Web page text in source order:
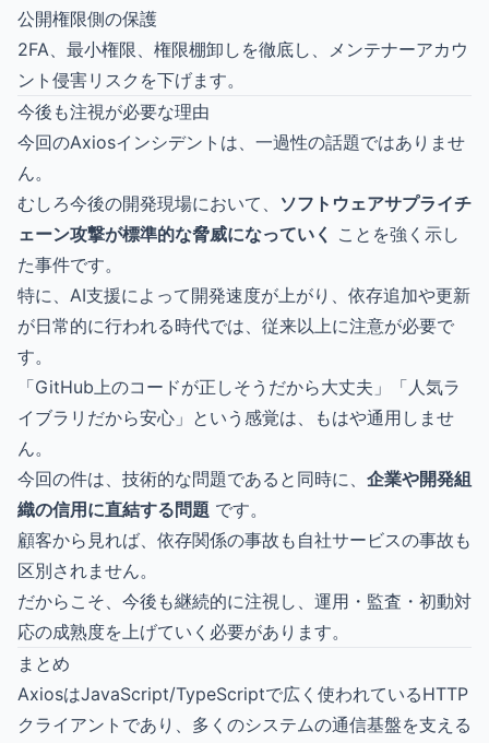
公開権限側の保護
2FA、最小権限、権限棚卸しを徹底し、メンテナーアカウ
ント侵害リスクを下げます。
今後も注視が必要な理由
今回のAxiosインシデントは、一過性の話題ではありませ
ん。
むしろ今後の開発現場において、 ソフトウェアサプライチ
ェーン攻撃が標準的な脅威になっていく ことを強く示し
た事件です。
特に、AI支援によって開発速度が上がり、依存追加や更新
が日常的に行われる時代では、従来以上に注意が必要で
す。
「GitHub上のコードが正しそうだから大丈夫」「人気ラ
イブラリだから安心」という感覚は、もはや通用しませ
ん。
今回の件は、技術的な問題であると同時に、 企業や開発組
織の信用に直結する問題 です。
顧客から見れば、依存関係の事故も自社サービスの事故も
区別されません。
だからこそ、今後も継続的に注視し、運用・監査・初動対
応の成熟度を上げていく必要があります。
まとめ
AxiosはJavaScript/TypeScriptで広く使われているHTTP
クライアントであり、多くのシステムの通信基盤を支える